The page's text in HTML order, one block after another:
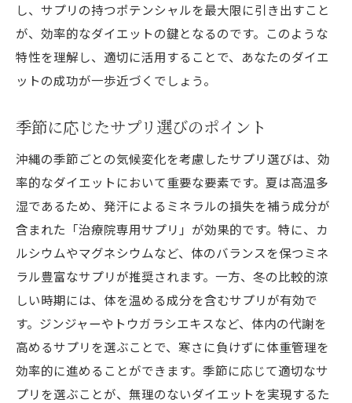
し、サプリの持つポテンシャルを最大限に引き出すこと
が、効率的なダイエットの鍵となるのです。このような
特性を理解し、適切に活用することで、あなたのダイエ
ットの成功が一歩近づくでしょう。
季節に応じたサプリ選びのポイント
沖縄の季節ごとの気候変化を考慮したサプリ選びは、効
率的なダイエットにおいて重要な要素です。夏は高温多
湿であるため、発汗によるミネラルの損失を補う成分が
含まれた「治療院専用サプリ」が効果的です。特に、カ
ルシウムやマグネシウムなど、体のバランスを保つミネ
ラル豊富なサプリが推奨されます。一方、冬の比較的涼
しい時期には、体を温める成分を含むサプリが有効で
す。ジンジャーやトウガラシエキスなど、体内の代謝を
高めるサプリを選ぶことで、寒さに負けずに体重管理を
効率的に進めることができます。季節に応じて適切なサ
プリを選ぶことが、無理のないダイエットを実現するた